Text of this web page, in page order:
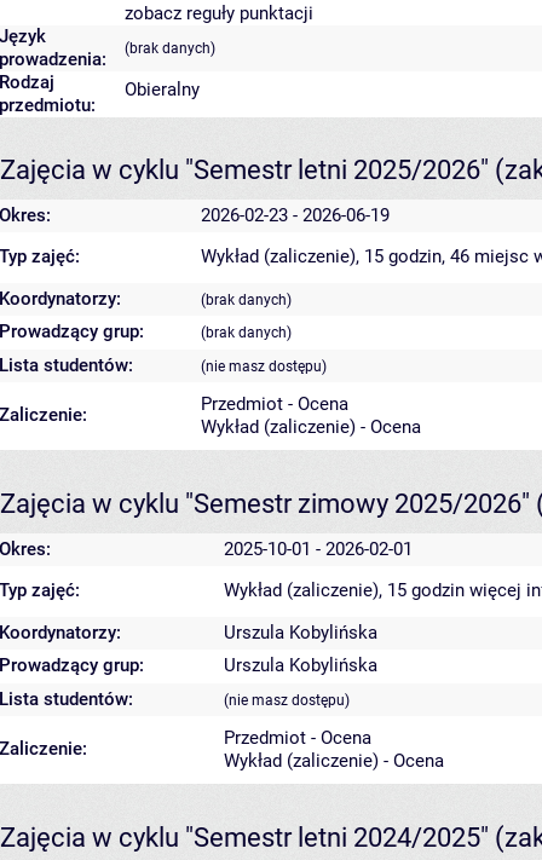
zobacz reguły punktacji
Język
prowadzenia:
(brak danych)
Rodzaj
przedmiotu:
Obieralny
Zajęcia w cyklu "Semestr letni 2025/2026"
Okres:
2026-02-23 - 2026-06-19
Typ zajęć:
Wykład (zaliczenie), 15 godzin, 46 miejsc
Koordynatorzy:
(brak danych)
Prowadzący grup: (brak danych)
Lista studentów: (nie masz dostępu)
Zaliczenie:
Przedmiot - Ocena
Wykład (zaliczenie) - Ocena
Zajęcia w cyklu "Semestr zimowy 2025/2026"
Okres:
2025-10-01 - 2026-02-01
Typ zajęć:
Wykład (zaliczenie), 15 godzin więcej
Koordynatorzy:
Urszula Kobylińska
Prowadzący grup:
Urszula Kobylińska
Lista studentów:
(nie masz dostępu)
Zaliczenie:
Przedmiot - Ocena
Wykład (zaliczenie) - Ocena
Zajęcia w cyklu "Semestr letni 2024/2025"